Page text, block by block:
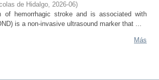
de Hidalgo, 2026-06)
of hemorrhagic stroke and is associated with
is a non-invasive ultrasound marker that ...
Más